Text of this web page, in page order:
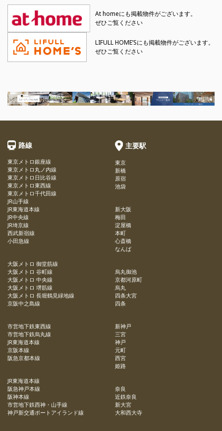
At homeにも掲載物件がございます。
ぜひご覧ください
LIFULL HOME’Sにも掲載物件がございます。
ぜひご覧ください
路線
東京メトロ銀座線
東京メトロ丸ノ内線
東京メトロ日比谷線
東京メトロ東西線
東京メトロ千代田線
JR山手線
JR東海道本線
JR中央線
JR埼京線
西武新宿線
小田急線
大阪メトロ 御堂筋線
大阪メトロ 谷町線
大阪メトロ 中央線
大阪メトロ 堺筋線
大阪メトロ 長堀鶴見緑地線
京阪中之島線
市営地下鉄東西線
市営地下鉄烏丸線
JR東海道本線
京阪本線
阪急京都本線
JR東海道本線
阪急神戸本線
阪神本線
市営地下鉄西神・山手線
神戸新交通ポートアイランド線
主要駅
東京
新橋
原宿
池袋
新大阪
梅田
淀屋橋
本町
心斎橋
なんば
烏丸御池
京都河原町
烏丸
四条大宮
四条
新神戸
三宮
神戸
元町
西宮
姫路
奈良
近鉄奈良
新大宮
大和西大寺